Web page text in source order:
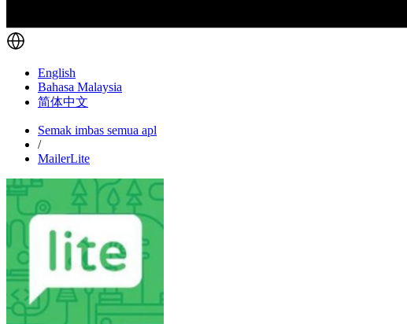
English
Bahasa Malaysia
简体中文
Semak imbas semua apl
/
MailerLite